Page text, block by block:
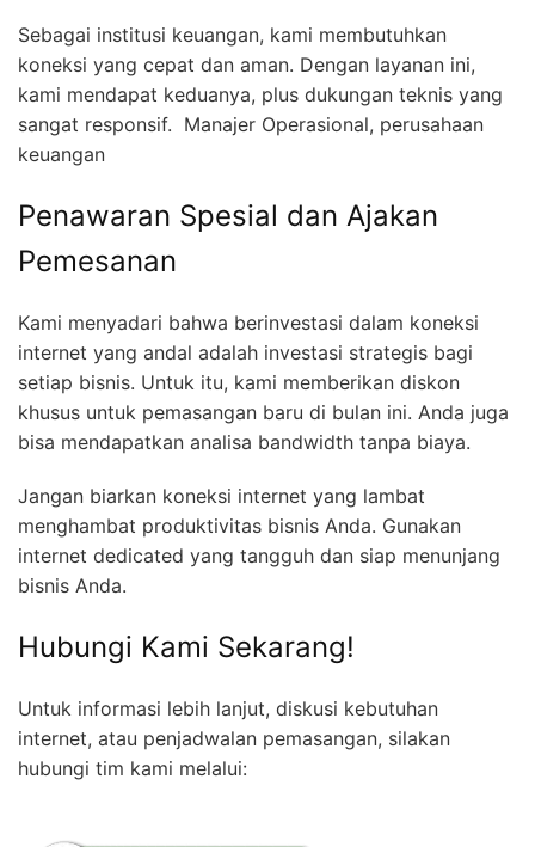
Sebagai institusi keuangan, kami membutuhkan
koneksi yang cepat dan aman. Dengan layanan ini,
kami mendapat keduanya, plus dukungan teknis yang
sangat responsif.  Manajer Operasional, perusahaan
keuangan
Penawaran Spesial dan Ajakan
Pemesanan
Kami menyadari bahwa berinvestasi dalam koneksi
internet yang andal adalah investasi strategis bagi
setiap bisnis. Untuk itu, kami memberikan diskon
khusus untuk pemasangan baru di bulan ini. Anda juga
bisa mendapatkan analisa bandwidth tanpa biaya.
Jangan biarkan koneksi internet yang lambat
menghambat produktivitas bisnis Anda. Gunakan
internet dedicated yang tangguh dan siap menunjang
bisnis Anda.
Hubungi Kami Sekarang!
Untuk informasi lebih lanjut, diskusi kebutuhan
internet, atau penjadwalan pemasangan, silakan
hubungi tim kami melalui: